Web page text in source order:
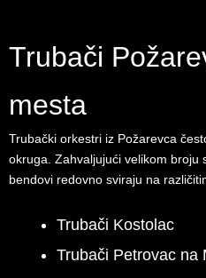
Trubači
mesta
Trubački orkestri iz Požarevca
okruga. Zahvaljujući velikom broju
bendovi redovno sviraju na
Trubači Kostolac
Trubači Petrovac na